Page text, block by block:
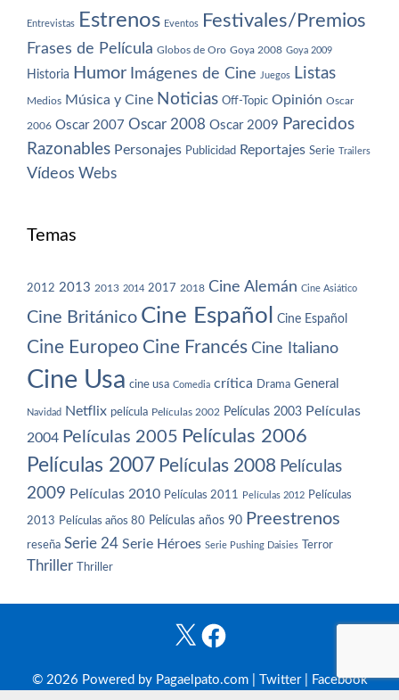
Entrevistas Estrenos Eventos Festivales/Premios
Frases de Película Globos de Oro Goya 2008 Goya 2009
Historia Humor Imágenes de Cine Juegos Listas
Medios Música y Cine Noticias Off-Topic Opinión Oscar
2006 Oscar 2007 Oscar 2008 Oscar 2009 Parecidos
Razonables Personajes Publicidad Reportajes Serie Trailers
Vídeos Webs
Temas
2012 2013 2013 2014 2017 2018 Cine Alemán Cine Asiático
Cine Británico Cine Español Cine Español
Cine Europeo Cine Francés Cine Italiano
Cine Usa cine usa Comedia crítica Drama General
Navidad Netflix película Películas 2002 Películas 2003 Películas
2004 Películas 2005 Películas 2006
Películas 2007 Películas 2008 Películas
2009 Películas 2010 Películas 2011 Películas 2012 Películas
2013 Películas años 80 Películas años 90 Preestrenos
reseña Serie 24 Serie Héroes Serie Pushing Daisies Terror
Thriller Thriller
X Facebook
© 2026 Powered by Pagaelpato.com | Twitter| Facebook